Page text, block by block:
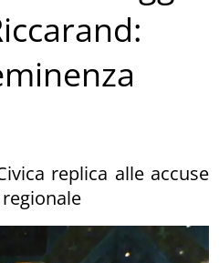
replica alle accuse